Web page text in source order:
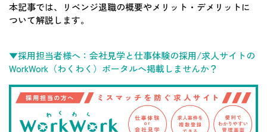
本記事では、リベンジ退職の概要やメリット・デメリットに
ついて解説します。
▼採用担当者様へ：会社見学と仕事体験の採用/求人サイトの
WorkWork（わくわく）ポータルへ掲載しませんか？